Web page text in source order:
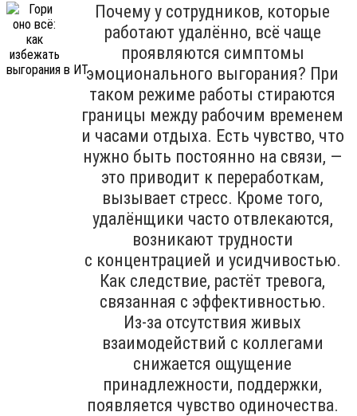
Почему у сотрудников, которые
работают удалённо, всё чаще
проявляются симптомы
эмоционального выгорания? При
таком режиме работы стираются
границы между рабочим временем
и часами отдыха. Есть чувство, что
нужно быть постоянно на связи, —
это приводит к переработкам,
вызывает стресс. Кроме того,
удалёнщики часто отвлекаются,
возникают трудности
с концентрацией и усидчивостью.
Как следствие, растёт тревога,
связанная с эффективностью.
Из-за отсутствия живых
взаимодействий с коллегами
снижается ощущение
принадлежности, поддержки,
появляется чувство одиночества.